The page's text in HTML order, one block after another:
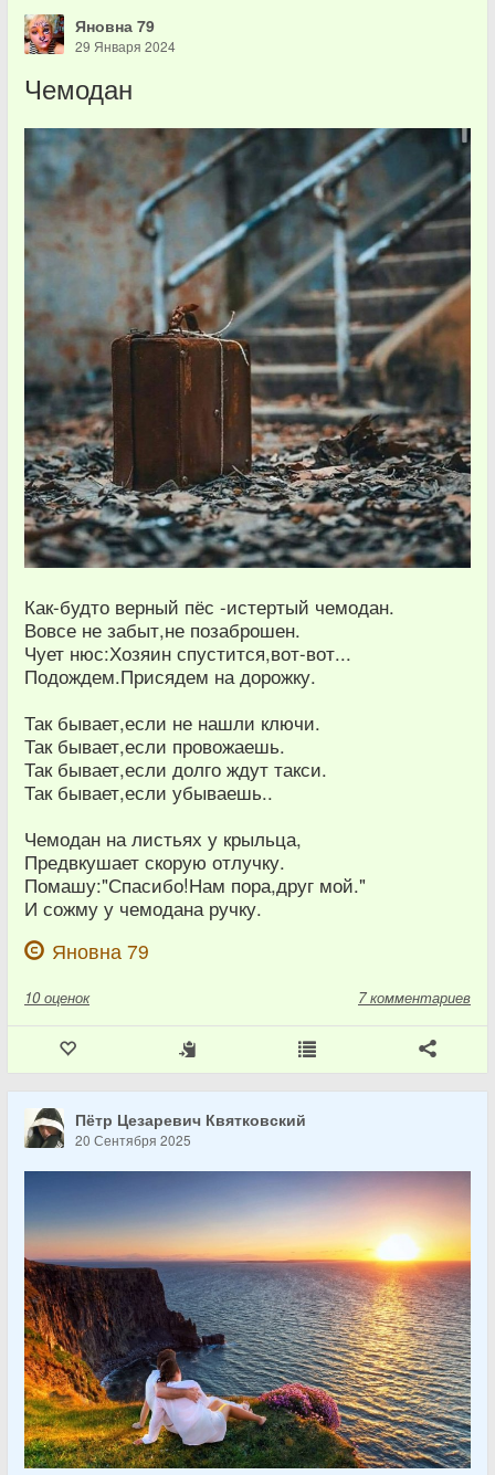
Яновна 79
29 Января 2024
Чемодан
Как-будто верный пёс -истертый чемодан.
Вовсе не забыт,не позаброшен.
Чует нюс:Хозяин спустится,вот-вот...
Подождем.Присядем на дорожку.
Так бывает,если не нашли ключи.
Так бывает,если провожаешь.
Так бывает,если долго ждут такси.
Так бывает,если убываешь..
Чемодан на листьях у крыльца,
Предвкушает скорую отлучку.
Помашу:"Спасибо!Нам пора,друг мой."
И сожму у чемодана ручку.
Яновна 79
10 оценок 7 комментариев
Пётр Цезаревич Квятковский
20 Сентября 2025